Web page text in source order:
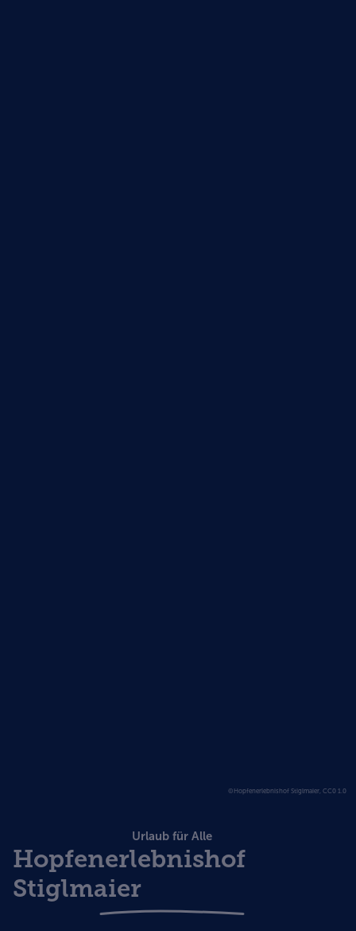
©Hopfenerlebnishof Stiglmaier, CC0 1.0
Urlaub für Alle
Hopfenerlebnishof
Stiglmaier